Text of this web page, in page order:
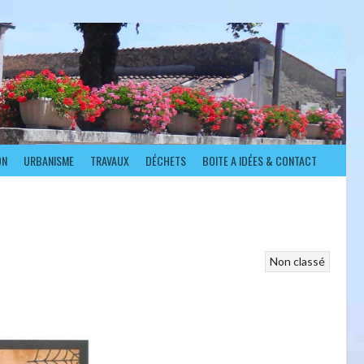
URBANISME TRAVAUX DÉCHETS BOITE A IDÉES & CONTACT
Non classé